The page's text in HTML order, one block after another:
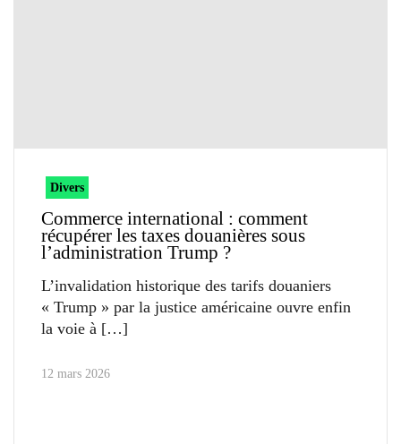
Divers
Commerce international : comment
récupérer les taxes douanières sous
l’administration Trump ?
L’invalidation historique des tarifs douaniers
« Trump » par la justice américaine ouvre enfin
la voie à
12 mars 2026